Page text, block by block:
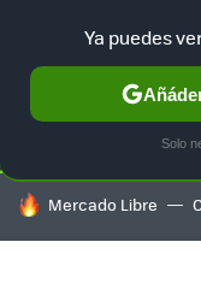
SELECCIÓN
HOY SE HABLA DE
Mercado Libre
Ya puedes
Solo